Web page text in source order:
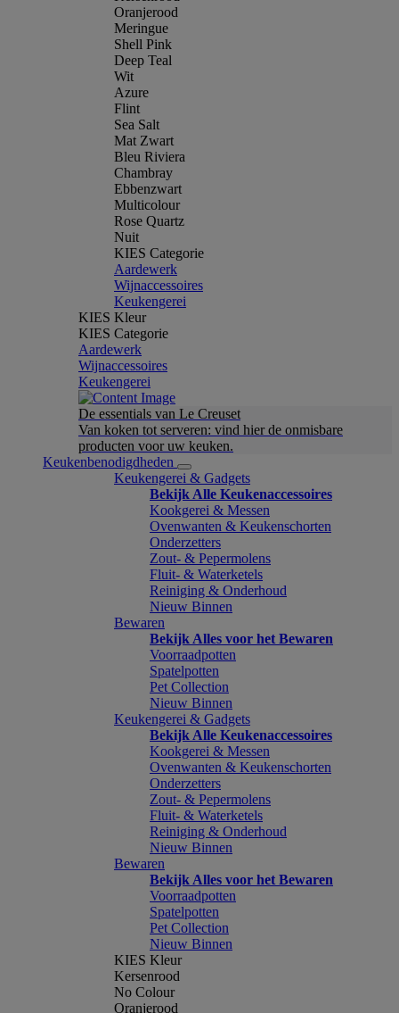
Oranjerood
Meringue
Shell Pink
Deep Teal
Wit
Azure
Flint
Sea Salt
Mat Zwart
Bleu Riviera
Chambray
Ebbenzwart
Multicolour
Rose Quartz
Nuit
KIES Categorie
Aardewerk
Wijnaccessoires
Keukengerei
KIES Kleur
KIES Categorie
Aardewerk
Wijnaccessoires
Keukengerei
De essentials van Le Creuset
Van koken tot serveren: vind hier de onmisbare
producten voor uw keuken.
Keukenbenodigdheden
Keukengerei & Gadgets
Bekijk Alle Keukenaccessoires
Kookgerei & Messen
Ovenwanten & Keukenschorten
Onderzetters
Zout- & Pepermolens
Fluit- & Waterketels
Reiniging & Onderhoud
Nieuw Binnen
Bewaren
Bekijk Alles voor het Bewaren
Voorraadpotten
Spatelpotten
Pet Collection
Nieuw Binnen
Keukengerei & Gadgets
Bekijk Alle Keukenaccessoires
Kookgerei & Messen
Ovenwanten & Keukenschorten
Onderzetters
Zout- & Pepermolens
Fluit- & Waterketels
Reiniging & Onderhoud
Nieuw Binnen
Bewaren
Bekijk Alles voor het Bewaren
Voorraadpotten
Spatelpotten
Pet Collection
Nieuw Binnen
KIES Kleur
Kersenrood
No Colour
Oranjerood